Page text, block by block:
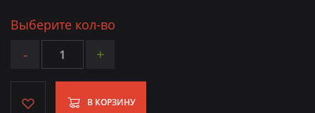
Выберите кол-во
- +
В КОРЗИНУ